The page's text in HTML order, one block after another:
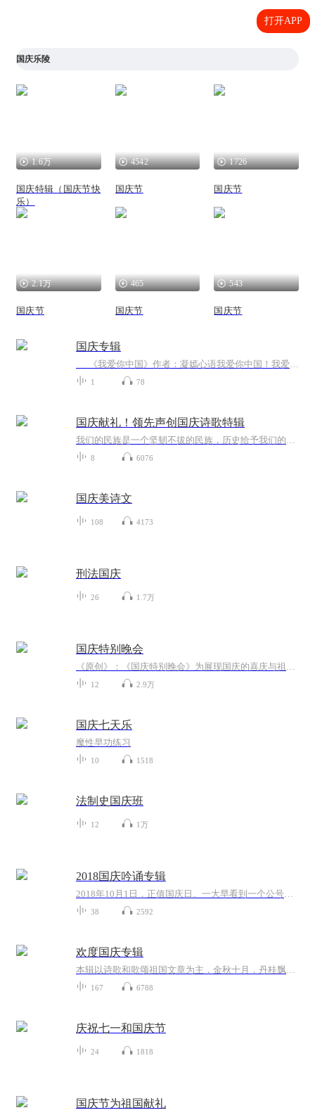
打开APP
国庆乐陵
1.6万
国庆特辑（国庆节快
乐）
4542
国庆节
1726
国庆节
2.1万
国庆节
465
国庆节
543
国庆节
国庆专辑
《我爱你中国》作者：凝嫣心语我爱你中国！我爱你春天蓬勃的秧苗；我爱你秋日金黄的硕果。我爱你中国！我爱你青松气质，我爱你红梅品格！我爱你家乡的甜蔗好像乳汁滋润着我的心窝。我爱你中国，我要把最美的歌儿献给你，我的母亲我的祖国。我爱你中国，我爱...
1 78
国庆献礼！领先声创国庆诗歌特辑
我们的民族是一个坚韧不拔的民族，历史给予我们的苦难都变成了闪着金光的勋章！我们的国家是一个龙腾虎跃的国家，那条巨龙正以不可阻挡之势崛起于神奇的东方！------------------------------------------------值此祖国70周年华诞之际，领先声创以诗歌向祖国献礼！用我们的声音、用我们的热血、用我们的灵魂诵读经典爱国篇章，歌颂我们的祖国！永远繁荣富强！
8 6076
国庆美诗文
108 4173
刑法国庆
26 1.7万
国庆特别晚会
《原创》：《国庆特别晚会》为展现国庆的喜庆与祖国的深情我将以具体的场景切入从清晨升旗的庄严到街头巷尾的欢庆到历史与当下的交融，用优美的笔触传递对祖国的热爱与自豪！用诗歌和情感美文形式，歌颂祖国的繁荣富强，祝人民幸福安康！
12 2.9万
国庆七天乐
魔性早功练习
10 1518
法制史国庆班
12 1万
2018国庆吟诵专辑
2018年10月1日，正值国庆日。一大早看到一个公号文章，正是文天祥的《己卯十月一日至燕越五日罹狴犴有感而赋》。当然，彼十一非当今的十一。不过数字的巧合还是让人感触，今天拿来读一读，体味一番历史英杰的民族情怀，恰也当时。 根据诗题来看，这组诗是写于十月一日至十月五日之间，是文天祥被俘之后所作，这些诗作不仅有凛凛正气，更也能看的到他百端交集的复杂情感。另一首于右任先生的《望大陆》，微信公号有称《望乡》，一句“山之上国之殇”荡气回肠，一并兴起拿来读了一读。仓促间多有瑕疵...
38 2592
欢度国庆专辑
本辑以诗歌和歌颂祖国文章为主，金秋十月，丹桂飘香，在这个充满丰收喜悦的季节里，我们满怀激动和自豪，迎来了中华人民共和国76周年华诞。这不仅是一个庄重的纪念日，更是全体中华儿女共同欢庆的盛大的节日，承载着深厚的民族情感和历史意义.
167 6788
庆祝七一和国庆节
24 1818
国庆节为祖国献礼